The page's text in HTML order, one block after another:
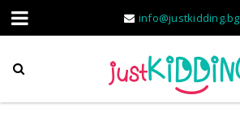
info@justkidding.bg